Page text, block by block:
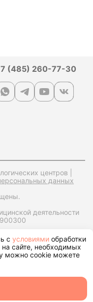
(485) 260-77-30
центров |
данных
деятельности
Юр. адрес:
ул. Городской Вал,
25
вычет
с условиями обработки
сайте, необходимых
можно cookie можете